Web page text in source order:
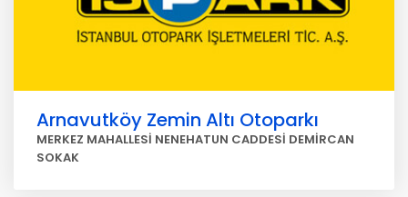
Arnavutköy Zemin Altı Otoparkı
MERKEZ MAHALLESİ NENEHATUN CADDESİ DEMİRCAN
SOKAK